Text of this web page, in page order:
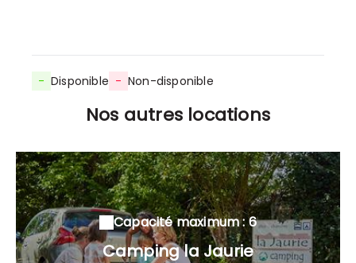
- Disponible - Non-disponible
Nos autres locations
Capacité maximum : 6
Camping la Jaurie